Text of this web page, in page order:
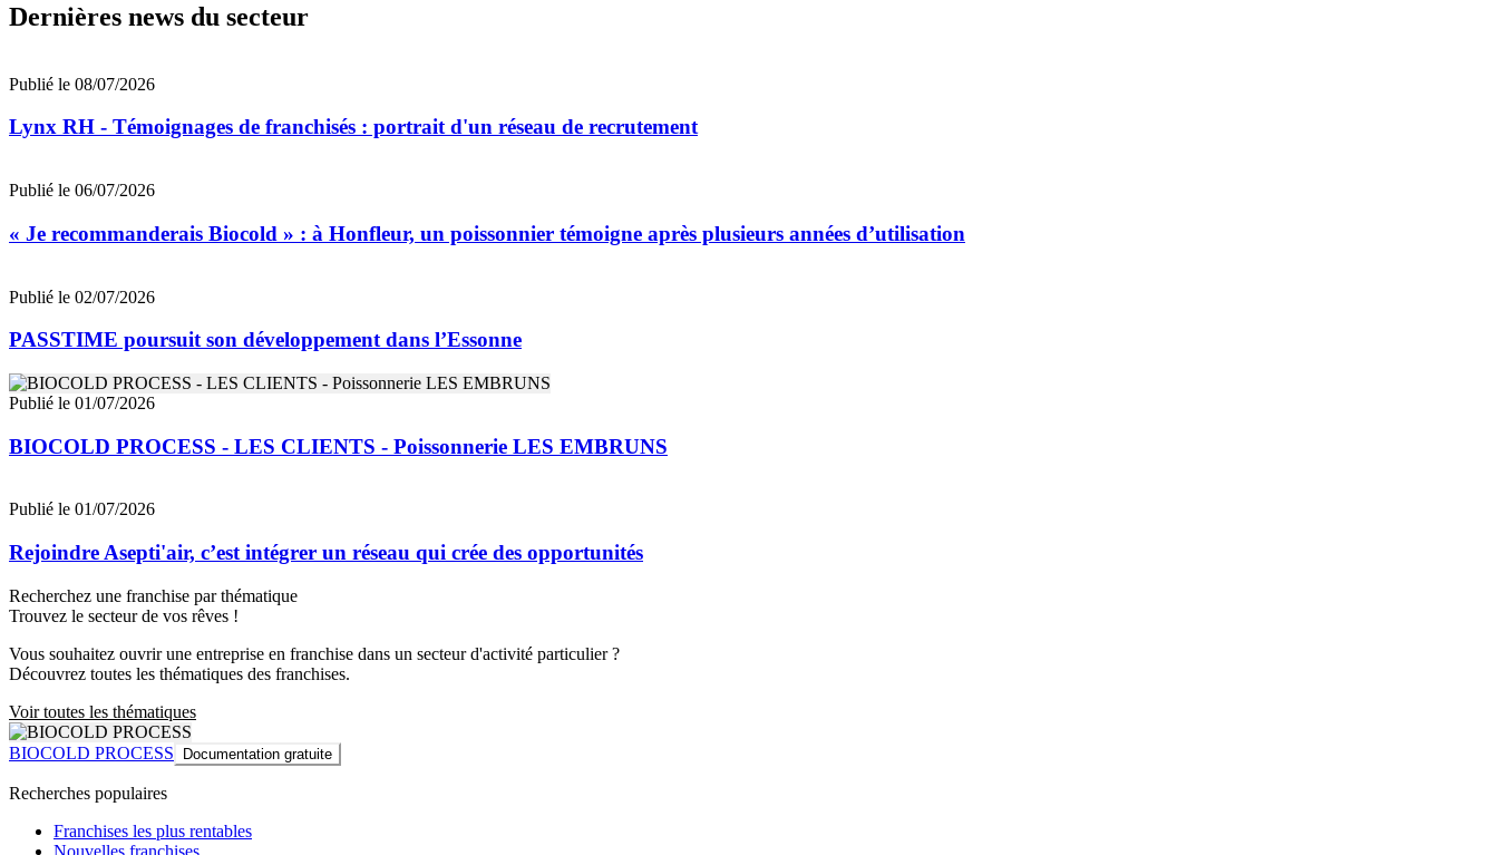
Dernières news du secteur
Publié le 08/07/2026
Lynx RH - Témoignages de franchisés : portrait d'un réseau de recrutement
Publié le 06/07/2026
« Je recommanderais Biocold » : à Honfleur, un poissonnier témoigne après plusieurs années d’utilisation
Publié le 02/07/2026
PASSTIME poursuit son développement dans l’Essonne
Publié le 01/07/2026
BIOCOLD PROCESS - LES CLIENTS - Poissonnerie LES EMBRUNS
Publié le 01/07/2026
Rejoindre Asepti'air, c’est intégrer un réseau qui crée des opportunités
Recherchez une franchise par thématique
Trouvez le secteur de vos rêves !
Vous souhaitez ouvrir une entreprise en franchise dans un secteur d'activité particulier ?
Découvrez toutes les thématiques des franchises.
Voir toutes les thématiques
BIOCOLD PROCESS Documentation gratuite
Recherches populaires
Franchises les plus rentables
Nouvelles franchises